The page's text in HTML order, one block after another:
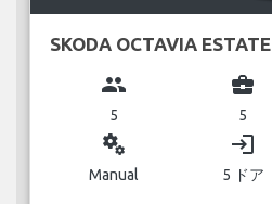
SKODA OCTAVIA ESTATE
group
5
business_center
5
miscellaneous_services
Manual
login
5 ドア